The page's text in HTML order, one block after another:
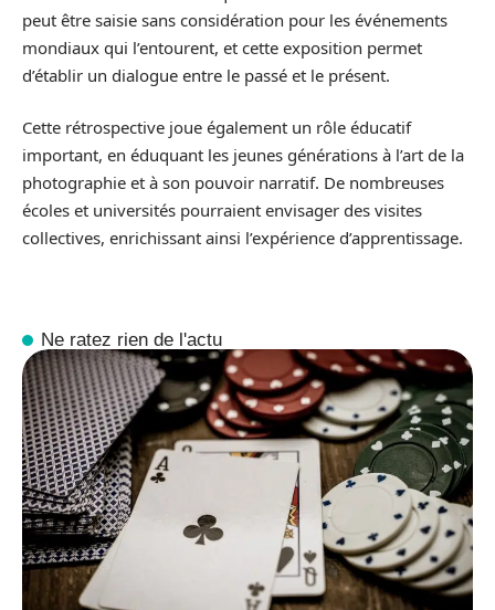
peut être saisie sans considération pour les événements
mondiaux qui l’entourent, et cette exposition permet
d’établir un dialogue entre le passé et le présent.
Cette rétrospective joue également un rôle éducatif
important, en éduquant les jeunes générations à l’art de la
photographie et à son pouvoir narratif. De nombreuses
écoles et universités pourraient envisager des visites
collectives, enrichissant ainsi l’expérience d’apprentissage.
Ne ratez rien de l'actu